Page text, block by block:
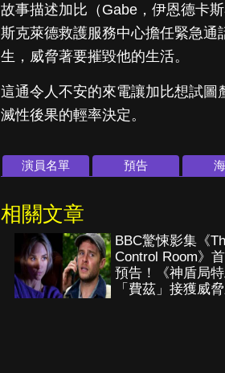
故事描述加比（Gabe，伊恩德卡
斯克萊德救護服務中心擔任緊急通
生，威脅著要摧毀他的生活。
這通令人不安的來電讓加比想試
滅性後果的輕率決定。
演員名單 預告
相關文章
BBC驚悚影集《
Control Room》
預告！《神盾局特
「費茲」接獲威